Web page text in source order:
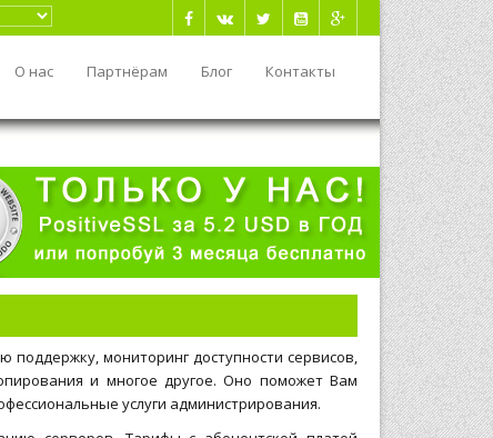
О нас Партнёрам Блог Контакты
мониторинг доступности сервисов,
и многое другое. Оно поможет Вам
услуги администрирования.